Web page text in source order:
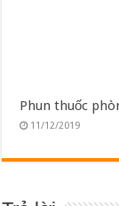
Phun thuốc
11/12/2019